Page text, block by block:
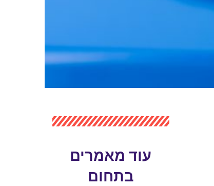
עוד מאמרים
בתחום